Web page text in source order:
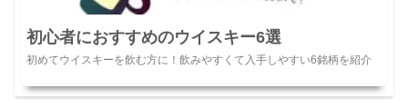
初心者におすすめのウイスキー6選
初めてウイスキーを飲む方に！飲みやすくて入手しやすい6銘柄を紹介